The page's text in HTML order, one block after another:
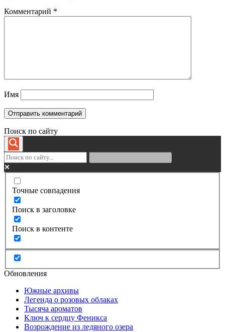
Комментарий *
Имя
Поиск по сайту
Точные совпадения
Поиск в заголовке
Поиск в контенте
Обновления
Южные архивы
Легенда о розовых облаках
Тысяча ароматов
Ключ к сердцу Феникса
Возрождение из ледяного озера